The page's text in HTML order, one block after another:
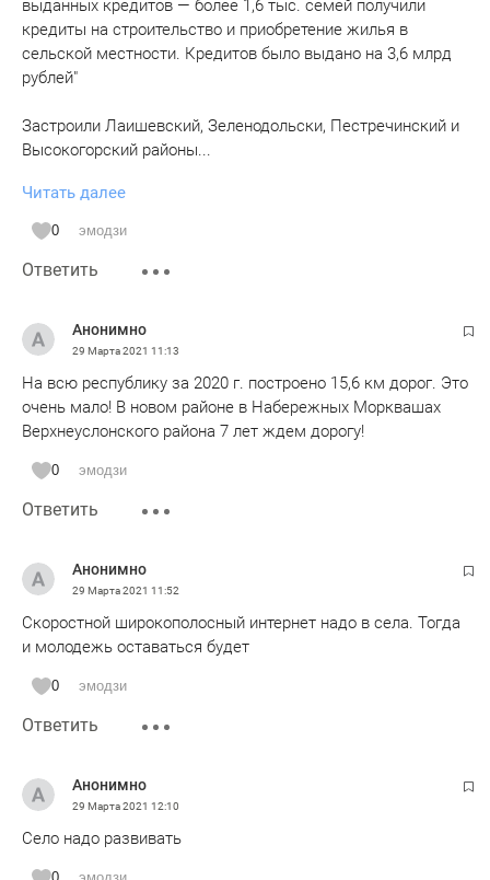
выданных кредитов — более 1,6 тыс. семей получили
кредиты на строительство и приобретение жилья в
сельской местности. Кредитов было выдано на 3,6 млрд
рублей"
Застроили Лаишевский, Зеленодольски, Пестречинский и
Высокогорский районы...
Дешево, сердито....
Результат утром в город не въехать, вечером не выехать!!!
территории!!!
Читать далее
0 эмодзи
Ответить
Анонимно
29 Марта 2021 11:13
На всю республику за 2020 г. построено 15,6 км дорог. Это
очень мало! В новом районе в Набережных Морквашах
Верхнеуслонского района 7 лет ждем дорогу!
0 эмодзи
Ответить
Анонимно
29 Марта 2021 11:52
Скоростной широкополосный интернет надо в села. Тогда
и молодежь оставаться будет
0 эмодзи
Ответить
Анонимно
29 Марта 2021 12:10
Село надо развивать